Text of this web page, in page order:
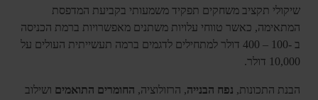
שיקולי תקציב משחקים תפקיד משמעותי בקביעת המדפסת
המתאימה, כאשר טווחי עלויות משתנים מאפשרויות ברמת הכניסה
ב -100 – 400 דולר למתחילים לדגמים ברמה תעשייתית העולים על
10,000 דולר.
הבנת התכונות, נפח הבנייה, הרזולוציה, החומרים התואמים ושילוב